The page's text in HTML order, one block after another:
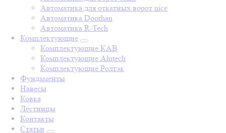
Автоматика для откатных ворот nice
Автоматика Doorhan
Автоматика R-Tech
Комплектующие
Комплектующие КАВ
Комплектующие Alutech
Комплектующие Ролтэк
Фундаменты
Навесы
Ковка
Лестницы
Контакты
Статьи